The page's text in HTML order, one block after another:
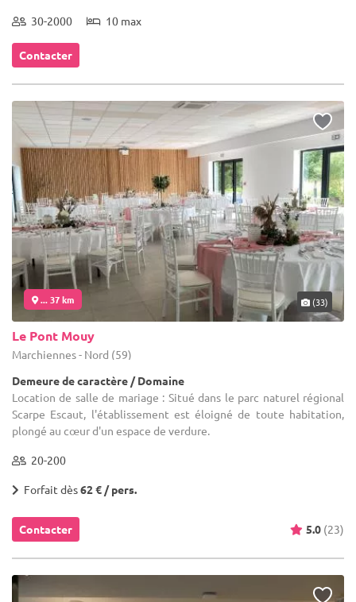
30-2000 10 max
Contacter
... 37 km (33)
Le Pont Mouy
Marchiennes - Nord (59)
Demeure de caractère / Domaine
Location de salle de mariage : Situé dans le parc naturel régional
Scarpe Escaut, l'établissement est éloigné de toute habitation,
plongé au cœur d'un espace de verdure.
20-200
Forfait dès62 € / pers.
Contacter 5.0 (23)